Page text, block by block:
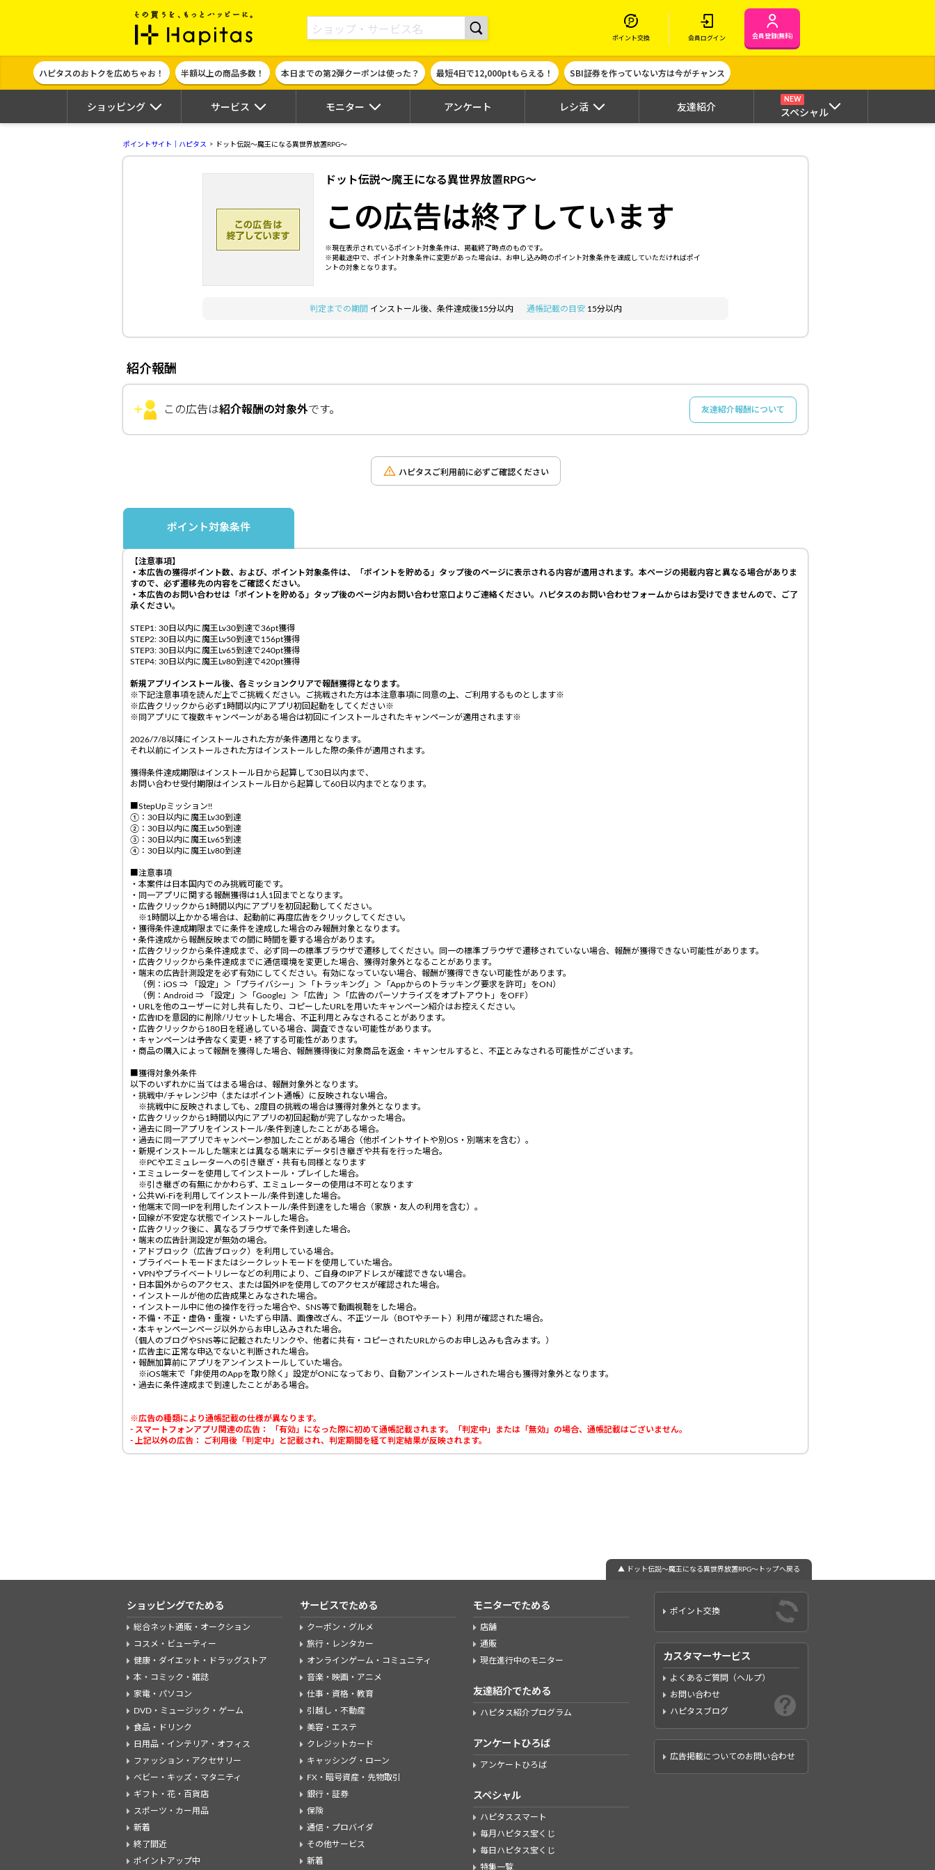
ポイント貯めて現金やギフト券に交換できるポイントサイト | ハピタス
ポイント交換 会員ログイン 会員登録(無料)
ハピタスのおトクを広めちゃお！ 半額以上の商品多数！ 本日までの第2弾クーポンは使った？ 最短4日で12,000ptもらえる！ SBI証券を作っていない方は今がチャンス
ショッピング サービス モニター アンケート レシ活 友達紹介
NEW
スペシャル
ポイントサイト｜ハピタス ドット伝説～魔王になる異世界放置RPG～
ドット伝説～魔王になる異世界放置RPG～
この広告は終了しています
※現在表示されているポイント対象条件は、掲載終了時点のものです。
※掲載途中で、ポイント対象条件に変更があった場合は、お申し込み時のポイント対象条件を達成していただければポイ
ントの対象となります。
判定までの期間 インストール後、条件達成後15分以内 通帳記載の目安 15分以内
紹介報酬
この広告は紹介報酬の対象外です。 友達紹介報酬について
ハピタスご利用前に必ずご確認ください
ポイント対象条件
【注意事項】
・本広告の獲得ポイント数、および、ポイント対象条件は、「ポイントを貯める」タップ後のページに表示される内容が適用されます。本ページの掲載内容と異なる場合がありま
すので、必ず遷移先の内容をご確認ください。
・本広告のお問い合わせは「ポイントを貯める」タップ後のページ内お問い合わせ窓口よりご連絡ください。ハピタスのお問い合わせフォームからはお受けできませんので、ご了
承ください。
STEP1: 30日以内に魔王Lv30到達で36pt獲得
STEP2: 30日以内に魔王Lv50到達で156pt獲得
STEP3: 30日以内に魔王Lv65到達で240pt獲得
STEP4: 30日以内に魔王Lv80到達で420pt獲得
新規アプリインストール後、各ミッションクリアで報酬獲得となります。
※下記注意事項を読んだ上でご挑戦ください。ご挑戦された方は本注意事項に同意の上、ご利用するものとします※
※広告クリックから必ず1時間以内にアプリ初回起動をしてください※
※同アプリにて複数キャンペーンがある場合は初回にインストールされたキャンペーンが適用されます※
2026/7/8以降にインストールされた方が条件適用となります。
それ以前にインストールされた方はインストールした際の条件が適用されます。
獲得条件達成期限はインストール日から起算して30日以内まで、
お問い合わせ受付期限はインストール日から起算して60日以内までとなります。
■StepUpミッション!!
①：30日以内に魔王Lv30到達
②：30日以内に魔王Lv50到達
③：30日以内に魔王Lv65到達
④：30日以内に魔王Lv80到達
■注意事項
・本案件は日本国内でのみ挑戦可能です。
・同一アプリに関する報酬獲得は1人1回までとなります。
・広告クリックから1時間以内にアプリを初回起動してください。
※1時間以上かかる場合は、起動前に再度広告をクリックしてください。
・獲得条件達成期限までに条件を達成した場合のみ報酬対象となります。
・条件達成から報酬反映までの間に時間を要する場合があります。
・広告クリックから条件達成まで、必ず同一の標準ブラウザで遷移してください。同一の標準ブラウザで遷移されていない場合、報酬が獲得できない可能性があります。
・広告クリックから条件達成までに通信環境を変更した場合、獲得対象外となることがあります。
・端末の広告計測設定を必ず有効にしてください。有効になっていない場合、報酬が獲得できない可能性があります。
（例：iOS ⇒ 「設定」＞「プライバシー」＞「トラッキング」＞「Appからのトラッキング要求を許可」をON）
（例：Android ⇒ 「設定」＞「Google」＞「広告」＞「広告のパーソナライズをオプトアウト」をOFF）
・URLを他のユーザーに対し共有したり、コピーしたURLを用いたキャンペーン紹介はお控えください。
・広告IDを意図的に削除/リセットした場合、不正利用とみなされることがあります。
・広告クリックから180日を経過している場合、調査できない可能性があります。
・キャンペーンは予告なく変更・終了する可能性があります。
・商品の購入によって報酬を獲得した場合、報酬獲得後に対象商品を返金・キャンセルすると、不正とみなされる可能性がございます。
■獲得対象外条件
以下のいずれかに当てはまる場合は、報酬対象外となります。
・挑戦中/チャレンジ中（またはポイント通帳）に反映されない場合。
※挑戦中に反映されましても、2度目の挑戦の場合は獲得対象外となります。
・広告クリックから1時間以内にアプリの初回起動が完了しなかった場合。
・過去に同一アプリをインストール/条件到達したことがある場合。
・過去に同一アプリでキャンペーン参加したことがある場合（他ポイントサイトや別OS・別端末を含む）。
・新規インストールした端末とは異なる端末にデータ引き継ぎや共有を行った場合。
※PCやエミュレーターへの引き継ぎ・共有も同様となります
・エミュレーターを使用してインストール・プレイした場合。
※引き継ぎの有無にかかわらず、エミュレーターの使用は不可となります
・公共Wi-Fiを利用してインストール/条件到達した場合。
・他端末で同一IPを利用したインストール/条件到達をした場合（家族・友人の利用を含む）。
・回線が不安定な状態でインストールした場合。
・広告クリック後に、異なるブラウザで条件到達した場合。
・端末の広告計測設定が無効の場合。
・アドブロック（広告ブロック）を利用している場合。
・プライベートモードまたはシークレットモードを使用していた場合。
・VPNやプライベートリレーなどの利用により、ご自身のIPアドレスが確認できない場合。
・日本国外からのアクセス、または国外IPを使用してのアクセスが確認された場合。
・インストールが他の広告成果とみなされた場合。
・インストール中に他の操作を行った場合や、SNS等で動画視聴をした場合。
・不備・不正・虚偽・重複・いたずら申請、画像改ざん、不正ツール（BOTやチート）利用が確認された場合。
・本キャンペーンページ以外からお申し込みされた場合。
（個人のブログやSNS等に記載されたリンクや、他者に共有・コピーされたURLからのお申し込みも含みます。）
・広告主に正常な申込でないと判断された場合。
・報酬加算前にアプリをアンインストールしていた場合。
※iOS端末で「非使用のAppを取り除く」設定がONになっており、自動アンインストールされた場合も獲得対象外となります。
・過去に条件達成まで到達したことがある場合。
※広告の種類により通帳記載の仕様が異なります。
- スマートフォンアプリ関連の広告： 「有効」になった際に初めて通帳記載されます。「判定中」または「無効」の場合、通帳記載はございません。
- 上記以外の広告： ご利用後「判定中」と記載され、判定期間を経て判定結果が反映されます。
▲ ドット伝説～魔王になる異世界放置RPG～トップへ戻る
ショッピングでためる
総合ネット通販・オークション
コスメ・ビューティー
健康・ダイエット・ドラッグストア
本・コミック・雑誌
家電・パソコン
DVD・ミュージック・ゲーム
食品・ドリンク
日用品・インテリア・オフィス
ファッション・アクセサリー
ベビー・キッズ・マタニティ
ギフト・花・百貨店
スポーツ・カー用品
新着
終了間近
ポイントアップ中
サービスでためる
クーポン・グルメ
旅行・レンタカー
オンラインゲーム・コミュニティ
音楽・映画・アニメ
仕事・資格・教育
引越し・不動産
美容・エステ
クレジットカード
キャッシング・ローン
FX・暗号資産・先物取引
銀行・証券
保険
通信・プロバイダ
その他サービス
新着
モニターでためる
店舗
通販
現在進行中のモニター
友達紹介でためる
ハピタス紹介プログラム
アンケートひろば
アンケートひろば
スペシャル
ハピタススマート
毎月ハピタス宝くじ
毎日ハピタス宝くじ
特集一覧
ポイント交換
カスタマーサービス
よくあるご質問（ヘルプ）
お問い合わせ
ハピタスブログ
広告掲載についてのお問い合わせ